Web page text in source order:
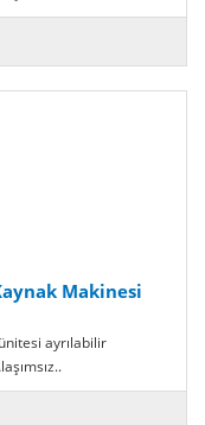
Makinesi
ayrılabilir